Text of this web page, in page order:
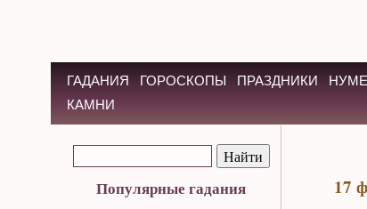
ГАДАНИЯ ГОРОСКОПЫ ПРАЗДНИКИ
КАМНИ
Популярные гадания 17